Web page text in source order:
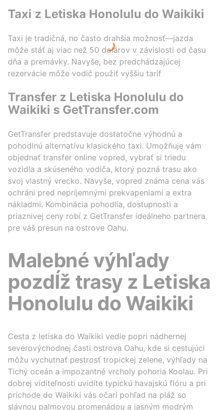
Taxi z Letiska Honolulu do Waikiki
Taxi je tradičná, no často drahšia možnosť—jazda
môže stáť aj viac než 50 dolárov v závislosti od času
dňa a premávky. Navyše, bez predchádzajúcej
rezervácie môže vodič použiť vyššiu tarif
Transfer z Letiska Honolulu do
Waikiki s GetTransfer.com
GetTransfer predstavuje dostatočne výhodnú a
pohodlnú alternatívu klasického taxi. Umožňuje vám
objednať transfer online vopred, vybrať si triedu
vozidla a skúseného vodiča, ktorý pozná trasu ako
svoj vlastný vrecko. Navyše, vopred známa cena vás
ochráni pred nepríjemnými prekvapeniami a extra
nákladmi. Kombinácia pohodlia, dostupnosti a
priaznivej ceny robí z GetTransfer ideálneho partnera
pre váš presun na ostrove Oahu.
Malebné výhľady
pozdĺž trasy z Letiska
Honolulu do Waikiki
Cesta z letiska do Waikiki vedie popri nádhernej
severovýchodnej časti ostrova Oahu, kde si cestujúci
môžu vychutnať pestrosť tropickej zelene, výhľady na
Tichý oceán a impozantné vrcholy pohoria Koolau. Pri
dobrej viditeľnosti uvidíte typickú havajskú flóru a pri
príchode do Waikiki vás očarí pohľad na pláž so
slávnou palmovou promenádou a jasným modrým